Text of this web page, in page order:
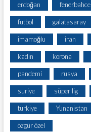
erdoğan fenerbahce
futbol galatasaray
imamoğlu iran
kadın korona
pandemi rusya
suriye süper lig
türkiye Yunanistan
özgür özel